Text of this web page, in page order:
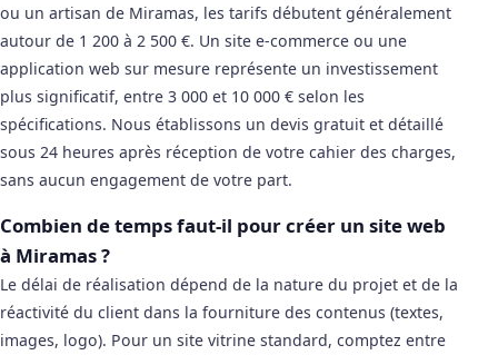
ou un artisan de Miramas, les tarifs débutent généralement
autour de 1 200 à 2 500 €. Un site e-commerce ou une
application web sur mesure représente un investissement
plus significatif, entre 3 000 et 10 000 € selon les
spécifications. Nous établissons un devis gratuit et détaillé
sous 24 heures après réception de votre cahier des charges,
sans aucun engagement de votre part.
Combien de temps faut-il pour créer un site web
à Miramas ?
Le délai de réalisation dépend de la nature du projet et de la
réactivité du client dans la fourniture des contenus (textes,
images, logo). Pour un site vitrine standard, comptez entre